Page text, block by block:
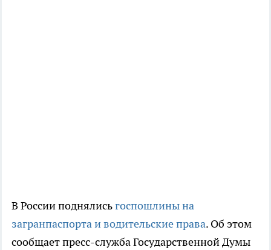
В России поднялисьгоспошлины на
загранпаспорта и водительские права. Об этом
сообщает пресс-служба Государственной Думы